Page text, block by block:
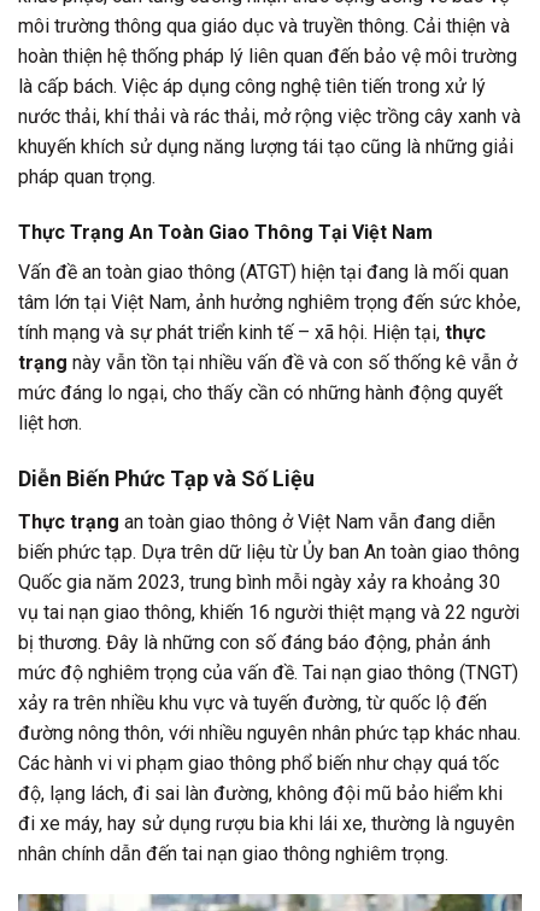
môi trường thông qua giáo dục và truyền thông. Cải thiện và
hoàn thiện hệ thống pháp lý liên quan đến bảo vệ môi trường
là cấp bách. Việc áp dụng công nghệ tiên tiến trong xử lý
nước thải, khí thải và rác thải, mở rộng việc trồng cây xanh và
khuyến khích sử dụng năng lượng tái tạo cũng là những giải
pháp quan trọng.
Thực Trạng An Toàn Giao Thông Tại Việt Nam
Vấn đề an toàn giao thông (ATGT) hiện tại đang là mối quan
tâm lớn tại Việt Nam, ảnh hưởng nghiêm trọng đến sức khỏe,
tính mạng và sự phát triển kinh tế – xã hội. Hiện tại, thực
trạng này vẫn tồn tại nhiều vấn đề và con số thống kê vẫn ở
mức đáng lo ngại, cho thấy cần có những hành động quyết
liệt hơn.
Diễn Biến Phức Tạp và Số Liệu
Thực trạng an toàn giao thông ở Việt Nam vẫn đang diễn
biến phức tạp. Dựa trên dữ liệu từ Ủy ban An toàn giao thông
Quốc gia năm 2023, trung bình mỗi ngày xảy ra khoảng 30
vụ tai nạn giao thông, khiến 16 người thiệt mạng và 22 người
bị thương. Đây là những con số đáng báo động, phản ánh
mức độ nghiêm trọng của vấn đề. Tai nạn giao thông (TNGT)
xảy ra trên nhiều khu vực và tuyến đường, từ quốc lộ đến
đường nông thôn, với nhiều nguyên nhân phức tạp khác nhau.
Các hành vi vi phạm giao thông phổ biến như chạy quá tốc
độ, lạng lách, đi sai làn đường, không đội mũ bảo hiểm khi
đi xe máy, hay sử dụng rượu bia khi lái xe, thường là nguyên
nhân chính dẫn đến tai nạn giao thông nghiêm trọng.